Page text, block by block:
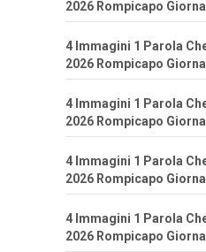
2026 Rompicapo
4 Immagini 1 Parola
2026 Rompicapo
4 Immagini 1 Parola
2026 Rompicapo
4 Immagini 1 Parola
2026 Rompicapo
4 Immagini 1 Parola
2026 Rompicapo